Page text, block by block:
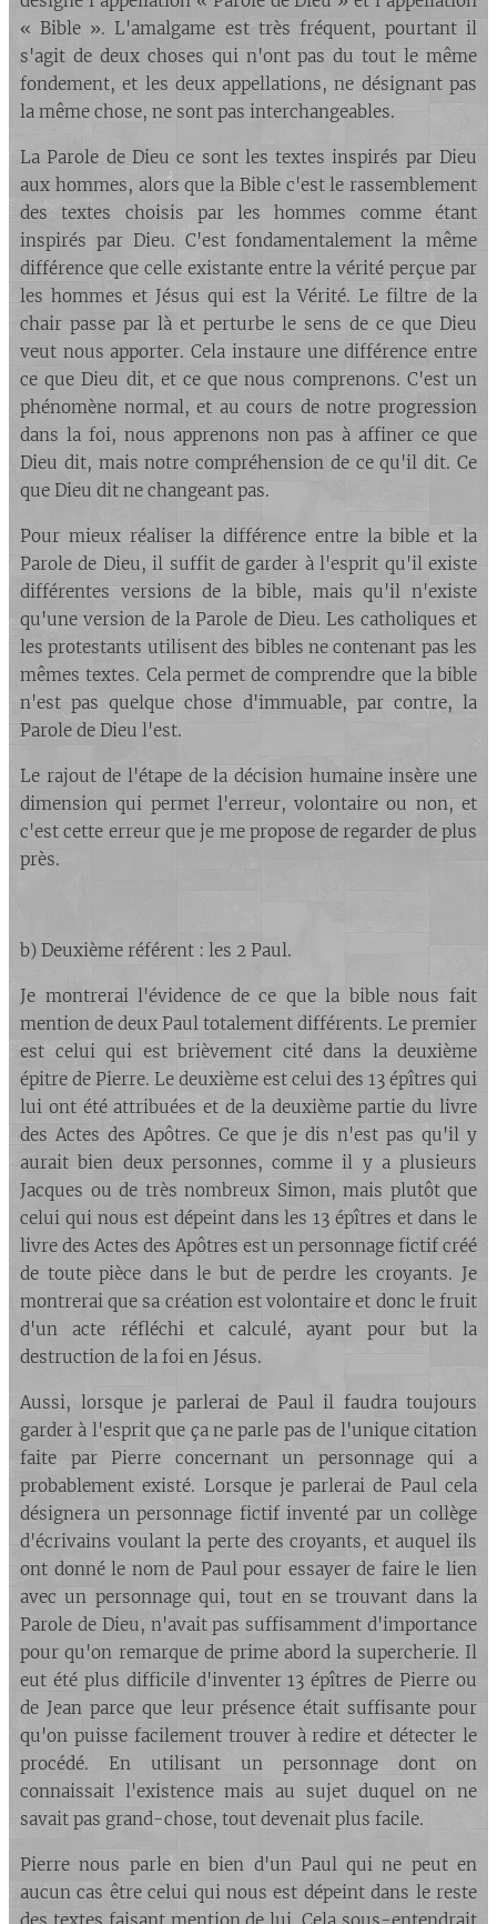
« Bible ». L'amalgame est très fréquent, pourtant il
s'agit de deux choses qui n'ont pas du tout le même
fondement, et les deux appellations, ne désignant pas
la même chose, ne sont pas interchangeables.
La Parole de Dieu ce sont les textes inspirés par Dieu
aux hommes, alors que la Bible c'est le rassemblement
des textes choisis par les hommes comme étant
inspirés par Dieu. C'est fondamentalement la même
différence que celle existante entre la vérité perçue par
les hommes et Jésus qui est la Vérité. Le filtre de la
chair passe par là et perturbe le sens de ce que Dieu
veut nous apporter. Cela instaure une différence entre
ce que Dieu dit, et ce que nous comprenons. C'est un
phénomène normal, et au cours de notre progression
dans la foi, nous apprenons non pas à affiner ce que
Dieu dit, mais notre compréhension de ce qu'il dit. Ce
que Dieu dit ne changeant pas.
Pour mieux réaliser la différence entre la bible et la
Parole de Dieu, il suffit de garder à l'esprit qu'il existe
différentes versions de la bible, mais qu'il n'existe
qu'une version de la Parole de Dieu. Les catholiques et
les protestants utilisent des bibles ne contenant pas les
mêmes textes. Cela permet de comprendre que la bible
n'est pas quelque chose d'immuable, par contre, la
Parole de Dieu l'est.
Le rajout de l'étape de la décision humaine insère une
dimension qui permet l'erreur, volontaire ou non, et
c'est cette erreur que je me propose de regarder de plus
près.
b) Deuxième référent : les 2 Paul.
Je montrerai l'évidence de ce que la bible nous fait
mention de deux Paul totalement différents. Le premier
est celui qui est brièvement cité dans la deuxième
épitre de Pierre. Le deuxième est celui des 13 épîtres qui
lui ont été attribuées et de la deuxième partie du livre
des Actes des Apôtres. Ce que je dis n'est pas qu'il y
aurait bien deux personnes, comme il y a plusieurs
Jacques ou de très nombreux Simon, mais plutôt que
celui qui nous est dépeint dans les 13 épîtres et dans le
livre des Actes des Apôtres est un personnage fictif créé
de toute pièce dans le but de perdre les croyants. Je
montrerai que sa création est volontaire et donc le fruit
d'un acte réfléchi et calculé, ayant pour but la
destruction de la foi en Jésus.
Aussi, lorsque je parlerai de Paul il faudra toujours
garder à l'esprit que ça ne parle pas de l'unique citation
faite par Pierre concernant un personnage qui a
probablement existé. Lorsque je parlerai de Paul cela
désignera un personnage fictif inventé par un collège
d'écrivains voulant la perte des croyants, et auquel ils
ont donné le nom de Paul pour essayer de faire le lien
avec un personnage qui, tout en se trouvant dans la
Parole de Dieu, n'avait pas suffisamment d'importance
pour qu'on remarque de prime abord la supercherie. Il
eut été plus difficile d'inventer 13 épîtres de Pierre ou
de Jean parce que leur présence était suffisante pour
qu'on puisse facilement trouver à redire et détecter le
procédé. En utilisant un personnage dont on
connaissait l'existence mais au sujet duquel on ne
savait pas grand-chose, tout devenait plus facile.
Pierre nous parle en bien d'un Paul qui ne peut en
aucun cas être celui qui nous est dépeint dans le reste